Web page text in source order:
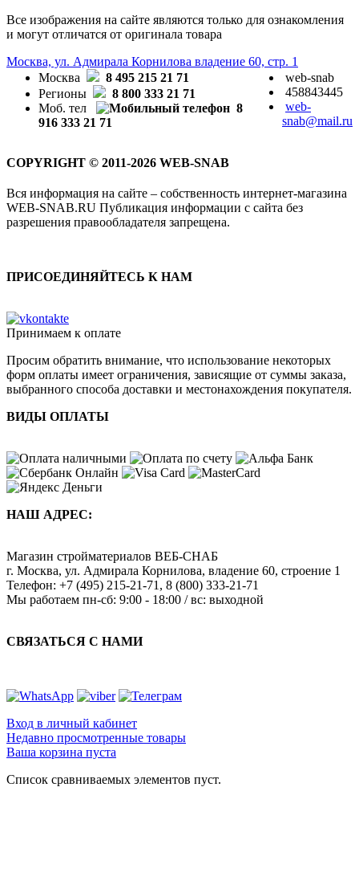
Все изображения на сайте являются только для ознакомления
и могут отличатся от оригинала товара
Москва, ул. Адмирала Корнилова владение 60, стр. 1
Москва
8 495 215 21 71
Регионы
8 800 333 21 71
Моб. тел
8
916 333 21 71
web-snab
458843445
web-
snab@mail.ru
COPYRIGHT © 2011-2026 WEB-SNAB
Вся информация на сайте – собственность интернет-магазина
WEB-SNAB.RU Публикация информации с сайта без
разрешения правообладателя запрещена.
ПРИСОЕДИНЯЙТЕСЬ К НАМ
Принимаем к оплате
Просим обратить внимание, что использование некоторых
форм оплаты имеет ограничения, зависящие от суммы заказа,
выбранного способа доставки и местонахождения покупателя.
ВИДЫ ОПЛАТЫ
НАШ АДРЕС:
Магазин стройматериалов ВЕБ-СНАБ
г. Москва, ул. Адмирала Корнилова, владение 60, строение 1
Телефон: +7 (495) 215-21-71 , 8 (800) 333-21-71
Мы работаем пн-сб: 9:00 - 18:00 / вс: выходной
СВЯЗАТЬСЯ С НАМИ
Вход в личный кабинет
Недавно просмотренные товары
Ваша корзина пуста
Список сравниваемых элементов пуст.